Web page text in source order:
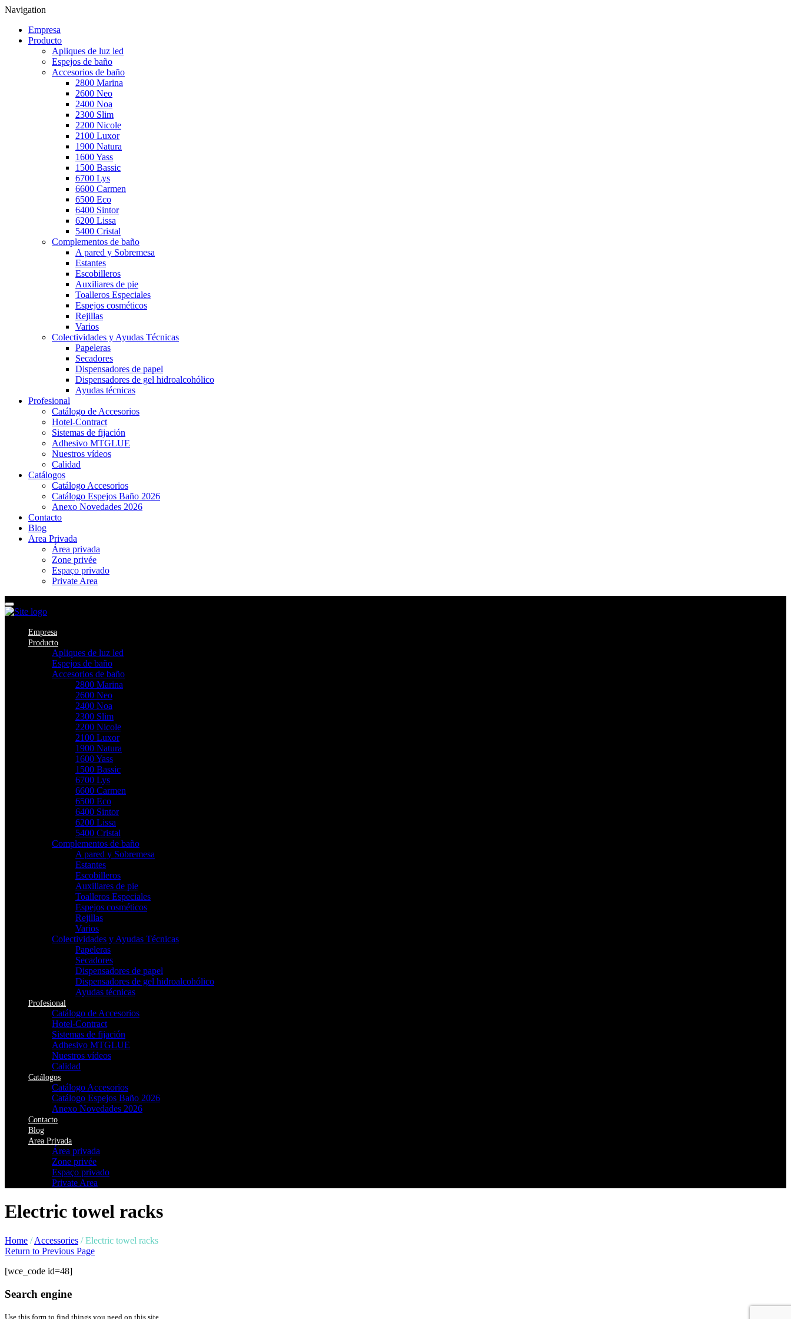
Navigation
Empresa
Producto
Apliques de luz led
Espejos de baño
Accesorios de baño
2800 Marina
2600 Neo
2400 Noa
2300 Slim
2200 Nicole
2100 Luxor
1900 Natura
1600 Yass
1500 Bassic
6700 Lys
6600 Carmen
6500 Eco
6400 Sintor
6200 Lissa
5400 Cristal
Complementos de baño
A pared y Sobremesa
Estantes
Escobilleros
Auxiliares de pie
Toalleros Especiales
Espejos cosméticos
Rejillas
Varios
Colectividades y Ayudas Técnicas
Papeleras
Secadores
Dispensadores de papel
Dispensadores de gel hidroalcohólico
Ayudas técnicas
Profesional
Catálogo de Accesorios
Hotel-Contract
Sistemas de fijación
Adhesivo MTGLUE
Nuestros vídeos
Calidad
Catálogos
Catálogo Accesorios
Catálogo Espejos Baño 2026
Anexo Novedades 2026
Contacto
Blog
Area Privada
Área privada
Zone privée
Espaço privado
Private Area
Empresa
Producto
Apliques de luz led
Espejos de baño
Accesorios de baño
2800 Marina
2600 Neo
2400 Noa
2300 Slim
2200 Nicole
2100 Luxor
1900 Natura
1600 Yass
1500 Bassic
6700 Lys
6600 Carmen
6500 Eco
6400 Sintor
6200 Lissa
5400 Cristal
Complementos de baño
A pared y Sobremesa
Estantes
Escobilleros
Auxiliares de pie
Toalleros Especiales
Espejos cosméticos
Rejillas
Varios
Colectividades y Ayudas Técnicas
Papeleras
Secadores
Dispensadores de papel
Dispensadores de gel hidroalcohólico
Ayudas técnicas
Profesional
Catálogo de Accesorios
Hotel-Contract
Sistemas de fijación
Adhesivo MTGLUE
Nuestros vídeos
Calidad
Catálogos
Catálogo Accesorios
Catálogo Espejos Baño 2026
Anexo Novedades 2026
Contacto
Blog
Area Privada
Área privada
Zone privée
Espaço privado
Private Area
Electric towel racks
Home / Accessories / Electric towel racks
Return to Previous Page
[wce_code id=48]
Search engine
Use this form to find things you need on this site